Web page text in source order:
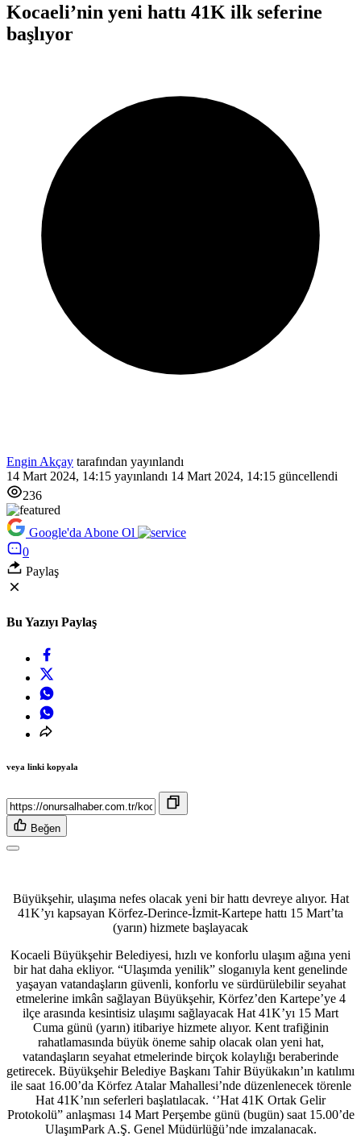
Kocaeli’nin yeni hattı 41K ilk seferine
başlıyor
Engin Akçay tarafından yayınlandı
14 Mart 2024, 14:15 yayınlandı 14 Mart 2024, 14:15 güncellendi
236
Google'da Abone Ol
0
Paylaş
Bu Yazıyı Paylaş
veya linki kopyala
Beğen
Büyükşehir, ulaşıma nefes olacak yeni bir hattı devreye alıyor. Hat
41K’yı kapsayan Körfez-Derince-İzmit-Kartepe hattı 15 Mart’ta
(yarın) hizmete başlayacak
Kocaeli Büyükşehir Belediyesi, hızlı ve konforlu ulaşım ağına yeni
bir hat daha ekliyor. “Ulaşımda yenilik” sloganıyla kent genelinde
yaşayan vatandaşların güvenli, konforlu ve sürdürülebilir seyahat
etmelerine imkân sağlayan Büyükşehir, Körfez’den Kartepe’ye 4
ilçe arasında kesintisiz ulaşımı sağlayacak Hat 41K’yı 15 Mart
Cuma günü (yarın) itibariye hizmete alıyor. Kent trafiğinin
rahatlamasında büyük öneme sahip olacak olan yeni hat,
vatandaşların seyahat etmelerinde birçok kolaylığı beraberinde
getirecek. Büyükşehir Belediye Başkanı Tahir Büyükakın’ın katılımı
ile saat 16.00’da Körfez Atalar Mahallesi’nde düzenlenecek törenle
Hat 41K’nın seferleri başlatılacak. ‘’Hat 41K Ortak Gelir
Protokolü” anlaşması 14 Mart Perşembe günü (bugün) saat 15.00’de
UlaşımPark A.Ş. Genel Müdürlüğü’nde imzalanacak.